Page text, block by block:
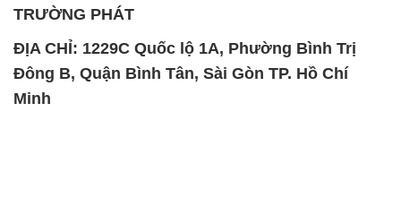
TRƯỜNG PHÁT
ĐỊA CHỈ: 1229C Quốc lộ 1A, Phường Bình Trị
Đông B, Quận Bình Tân, Sài Gòn TP. Hồ Chí
Minh